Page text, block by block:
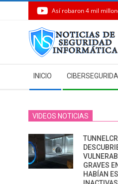
Así robaron 4 mil
Navigation
Menu
INICIO
VIDEOS NOTICIAS
GRAVES
HABÍAN